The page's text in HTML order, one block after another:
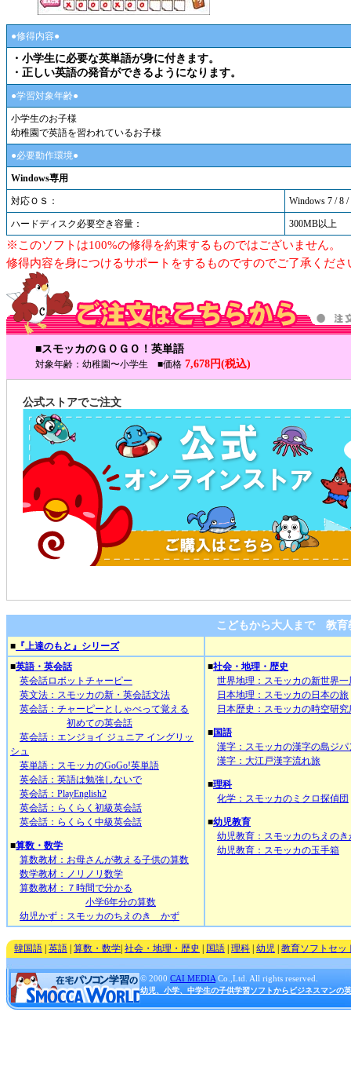
●修得内容●
・小学生に必要な英単語が身に付きます。
・正しい英語の発音ができるようになります。
●学習対象年齢●
小学生のお子様
幼稚園で英語を習われているお子様
●必要動作環境●
Windows専用
対応ＯＳ： Windows 7 / 8 /
ハードディスク必要空き容量： 300MB以上
※このソフトは100%の修得を約束するものではございません。
修得内容を身につけるサポートをするものですのでご了承くださ
■スモッカのＧＯＧＯ！英単語
対象年齢：幼稚園〜小学生 ■価格 7,678円(税込)
公式ストアでご注文
こどもから大人まで 教育
■ 『上達のもと』シリーズ
■英語・英会話
英会話ロボットチャーピー
英文法：スモッカの新・英会話文法
英会話：チャーピーとしゃべって覚える
初めての英会話
英会話：エンジョイ ジュニア イングリッ
シュ
英単語：スモッカのGoGo!英単語
英会話：英語は勉強しないで
英会話：PlayEnglish2
英会話：らくらく初級英会話
英会話：らくらく中級英会話
■算数・数学
算数教材：お母さんが教える子供の算数
数学教材：ノリノリ数学
算数教材：７時間で分かる
小学6年分の算数
幼児かず：スモッカのちえのき かず
■社会・地理・歴史
世界地理：スモッカの新世界一
日本地理：スモッカの日本の旅
日本歴史：スモッカの時空研究
■国語
漢字：スモッカの漢字の島ジパ
漢字：大江戸漢字流れ旅
■理科
化学：スモッカのミクロ探偵団
■幼児教育
幼児教育：スモッカのちえのき
幼児教育：スモッカの玉手箱
韓国語 英語 算数・数学 社会・地理・歴史 国語 理科 幼児 教育ソフトセッ
© 2000 CAI MEDIA Co.,Ltd. All rights reserved.
幼児、小学、中学生の子供学習ソフトからビジネスマンの